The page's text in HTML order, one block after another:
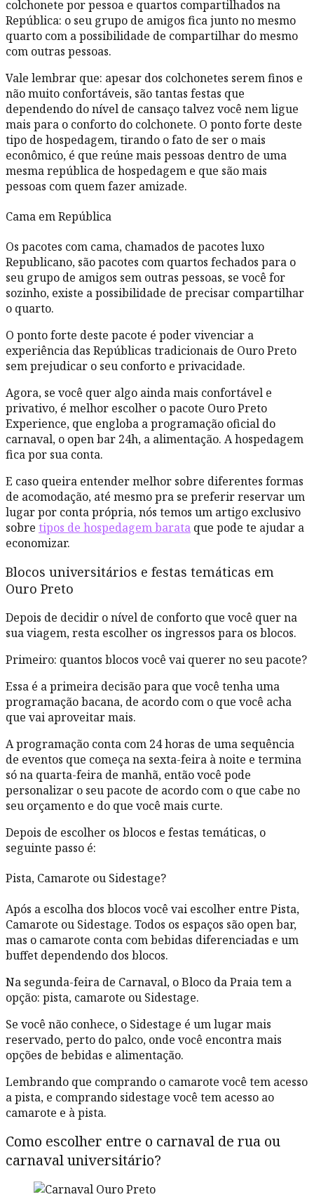
colchonete por pessoa e quartos compartilhados na
República: o seu grupo de amigos fica junto no mesmo
quarto com a possibilidade de compartilhar do mesmo
com outras pessoas.
Vale lembrar que: apesar dos colchonetes serem finos e
não muito confortáveis, são tantas festas que
dependendo do nível de cansaço talvez você nem ligue
mais para o conforto do colchonete. O ponto forte deste
tipo de hospedagem, tirando o fato de ser o mais
econômico, é que reúne mais pessoas dentro de uma
mesma república de hospedagem e que são mais
pessoas com quem fazer amizade.
Cama em República
Os pacotes com cama, chamados de pacotes luxo
Republicano, são pacotes com quartos fechados para o
seu grupo de amigos sem outras pessoas, se você for
sozinho, existe a possibilidade de precisar compartilhar
o quarto.
O ponto forte deste pacote é poder vivenciar a
experiência das Repúblicas tradicionais de Ouro Preto
sem prejudicar o seu conforto e privacidade.
Agora, se você quer algo ainda mais confortável e
privativo, é melhor escolher o pacote Ouro Preto
Experience, que engloba a programação oficial do
carnaval, o open bar 24h, a alimentação. A hospedagem
fica por sua conta.
E caso queira entender melhor sobre diferentes formas
de acomodação, até mesmo pra se preferir reservar um
lugar por conta própria, nós temos um artigo exclusivo
sobre tipos de hospedagem barata que pode te ajudar a
economizar.
Blocos universitários e festas temáticas em
Ouro Preto
Depois de decidir o nível de conforto que você quer na
sua viagem, resta escolher os ingressos para os blocos.
Primeiro: quantos blocos você vai querer no seu pacote?
Essa é a primeira decisão para que você tenha uma
programação bacana, de acordo com o que você acha
que vai aproveitar mais.
A programação conta com 24 horas de uma sequência
de eventos que começa na sexta-feira à noite e termina
só na quarta-feira de manhã, então você pode
personalizar o seu pacote de acordo com o que cabe no
seu orçamento e do que você mais curte.
Depois de escolher os blocos e festas temáticas, o
seguinte passo é:
Pista, Camarote ou Sidestage?
Após a escolha dos blocos você vai escolher entre Pista,
Camarote ou Sidestage. Todos os espaços são open bar,
mas o camarote conta com bebidas diferenciadas e um
buffet dependendo dos blocos.
Na segunda-feira de Carnaval, o Bloco da Praia tem a
opção: pista, camarote ou Sidestage.
Se você não conhece, o Sidestage é um lugar mais
reservado, perto do palco, onde você encontra mais
opções de bebidas e alimentação.
Lembrando que comprando o camarote você tem acesso
a pista, e comprando sidestage você tem acesso ao
camarote e à pista.
Como escolher entre o carnaval de rua ou
carnaval universitário?